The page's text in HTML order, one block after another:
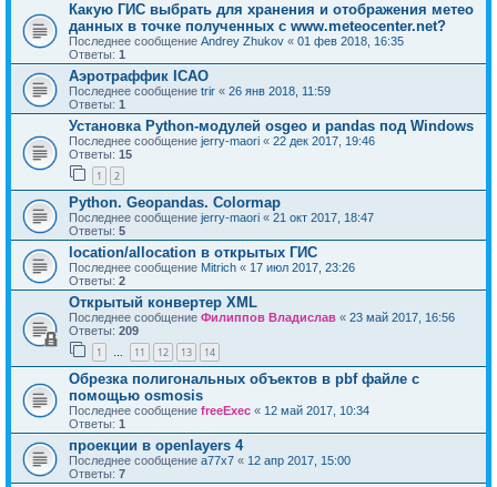
Какую ГИС выбрать для хранения и отображения метео
данных в точке полученных с www.meteocenter.net?
Последнее сообщение Andrey Zhukov « 01 фев 2018, 16:35
Ответы: 1
Аэротраффик ICAO
Последнее сообщение trir « 26 янв 2018, 11:59
Ответы: 1
Установка Python-модулей osgeo и pandas под Windows
Последнее сообщение jerry-maori « 22 дек 2017, 19:46
Ответы: 15
1 2
Python. Geopandas. Colormap
Последнее сообщение jerry-maori « 21 окт 2017, 18:47
Ответы: 5
location/allocation в открытых ГИС
Последнее сообщение Mitrich « 17 июл 2017, 23:26
Ответы: 2
Открытый конвертер XML
Последнее сообщение Филиппов Владислав « 23 май 2017, 16:56
Ответы: 209
1 … 11 12 13 14
Обрезка полигональных объектов в pbf файле с
помощью osmosis
Последнее сообщение freeExec « 12 май 2017, 10:34
Ответы: 1
проекции в openlayers 4
Последнее сообщение a77x7 « 12 апр 2017, 15:00
Ответы: 7